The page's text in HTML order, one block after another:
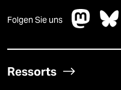
Folgen Sie uns
Ressorts